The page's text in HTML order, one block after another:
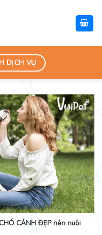
DỊCH VỤ
CẢNH ĐẸP nên nuôi